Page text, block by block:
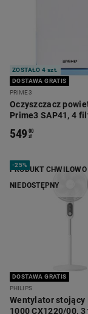
ZOSTAŁO 4 szt.
DOSTAWA GRATIS
PRIME3
Oczyszczacz
Prime3 SAP41, 4
549 00
zł
PRODUKT CHWILOWO
NIEDOSTĘPNY
-25%
DOSTAWA GRATIS
PHILIPS
Wentylator stojący
1000 CX1220/00, 3